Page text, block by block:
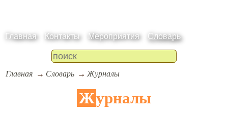
Главная Контакты Мероприятия Словарь
Главная Словарь Журналы
Журналы